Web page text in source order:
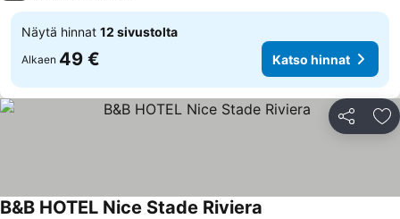
Näytä hinnat 12 sivustolta
Alkaen 49 € Katso hinnat
Jaa
B&B HOTEL Nice Stade Riviera